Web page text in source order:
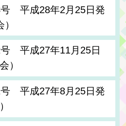
平成28年2月25日発
平成27年11月25日
）
平成27年8月25日発